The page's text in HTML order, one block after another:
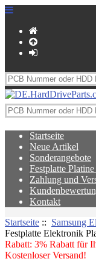
Startseite
Neue Artikel
Sonderangebote
Festplatte
Zahlung und
Kontakt
Startseite :: Samsung
Festplatte Elektronik
Rabatt: 3% Rabatt für
Kostenloser Versand!